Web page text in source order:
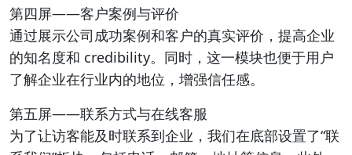
第四屏——客户案例与评价
通过展示公司成功案例和客户的真实评价，提高企业
的知名度和 credibility。同时，这一模块也便于用户
了解企业在行业内的地位，增强信任感。
第五屏——联系方式与在线客服
为了让访客能及时联系到企业，我们在底部设置了“联